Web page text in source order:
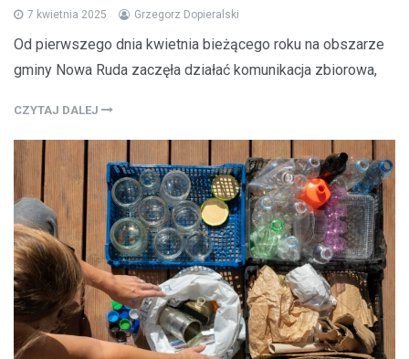
7 kwietnia 2025 Grzegorz Dopieralski
Od pierwszego dnia kwietnia bieżącego roku na obszarze
gminy Nowa Ruda zaczęła działać komunikacja zbiorowa,
CZYTAJ DALEJ